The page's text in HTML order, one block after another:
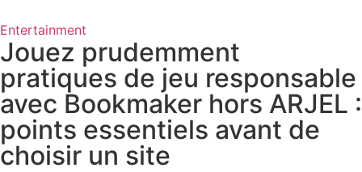
Entertainment
Jouez prudemment
pratiques de jeu responsable
avec Bookmaker hors ARJEL :
points essentiels avant de
choisir un site